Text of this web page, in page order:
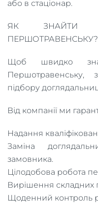
або в стаціонар.
ЯК ЗНАЙТИ
ПЕРШОТРАВЕНСЬКУ?
Щоб швидко
підбору
Від компанії ми
Надання
Заміна
замовника.
Цілодобова робота
Вирішення складних
Щоденний контроль